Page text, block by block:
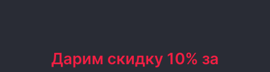
Дарим скидку 10% за